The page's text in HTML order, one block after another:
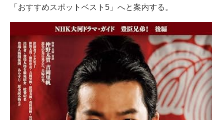
「おすすめスポットベスト5」へと案内する。